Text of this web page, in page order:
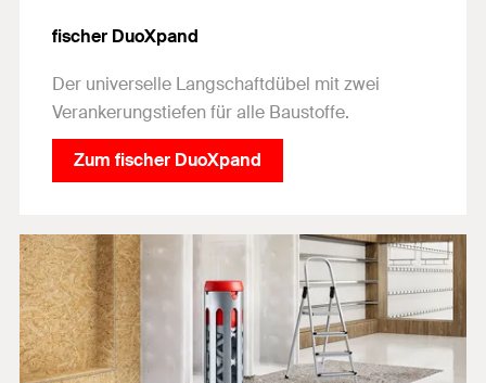
fischer DuoXpand
Der universelle Langschaftdübel mit zwei
Verankerungstiefen für alle Baustoffe.
Zum fischer DuoXpand